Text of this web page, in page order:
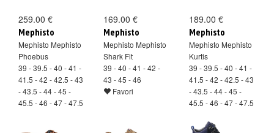
259.00 €
Mephisto
Mephisto Mephisto
Phoebus
39 - 39.5 - 40 - 41 -
41.5 - 42 - 42.5 - 43
- 43.5 - 44 - 45 -
45.5 - 46 - 47 - 47.5
169.00 €
Mephisto
Mephisto Mephisto
Shark Fit
39 - 40 - 41 - 42 -
43 - 45 - 46
Favori
189.00 €
Mephisto
Mephisto Mephisto
Kurtis
39 - 39.5 - 40 - 41 -
41.5 - 42 - 42.5 - 43
- 43.5 - 44 - 45 -
45.5 - 46 - 47 - 47.5